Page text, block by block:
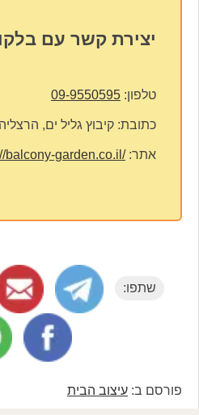
יצירת קשר עם
טלפון: 09-9550595
כתובת: קיבוץ גליל ים, הרצליה
אתר:balcony-garden.co.il/
שתפו:
פורסם ב: עיצוב הבית